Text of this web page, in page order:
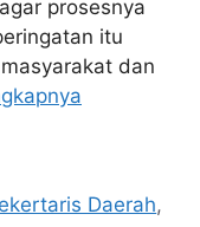
prosesnya
itu
dan
Daerah,